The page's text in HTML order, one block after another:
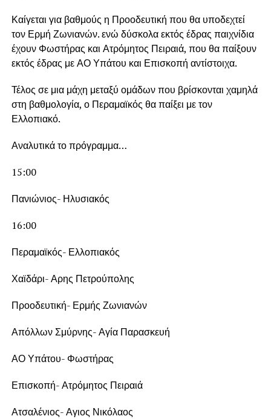
Καίγεται για βαθμούς η Προοδευτική που θα υποδεχτεί
τον Ερμή Ζωνιανών. ενώ δύσκολα εκτός έδρας παιχνίδια
έχουν Φωστήρας και Ατρόμητος Πειραιά, που θα παίξουν
εκτός έδρας με ΑΟ Υπάτου και Επισκοπή αντίστοιχα.
Τέλος σε μια μάχη μεταξύ ομάδων που βρίσκονται χαμηλά
στη βαθμολογία, ο Περαμαϊκός θα παίξει με τον
Ελλοπιακό.
Αναλυτικά το πρόγραμμα…
15:00
Πανιώνιος- Ηλυσιακός
16:00
Περαμαϊκός- Ελλοπιακός
Χαϊδάρι- Αρης Πετρούπολης
Προοδευτική- Ερμής Ζωνιανών
Απόλλων Σμύρνης- Αγία Παρασκευή
ΑΟ Υπάτου- Φωστήρας
Επισκοπή- Ατρόμητος Πειραιά
Ατσαλένιος- Αγιος Νικόλαος